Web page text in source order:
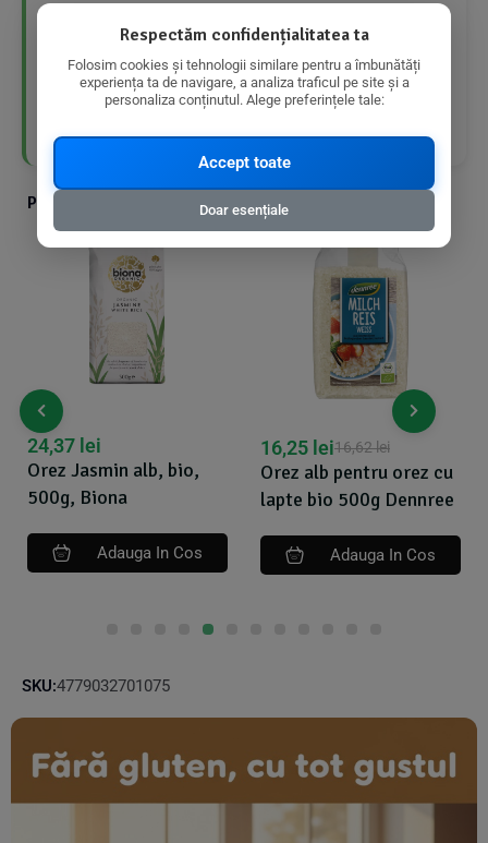
Conținut scăzut de zahăr
Produse din aceeasi categorie cu produsul ales
Orez Jasmin alb, bio,
500g, Biona
24,37 lei
Adauga In Cos
Orez alb pentru orez cu
lapte bio 500g Dennree
16,62lei
16,25 lei
Adauga In Cos
SKU:4779032701075
Respectăm confidențialitatea ta
Folosim cookies și tehnologii similare pentru a îmbunătăți
experiența ta de navigare, a analiza traficul pe site și a
personaliza conținutul. Alege preferințele tale:
Accept toate
Doar esențiale